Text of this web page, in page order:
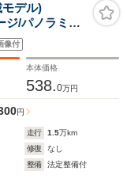
デル)
ジ/パノラミッ
スプレイ/360
イ/アンビエ
像付
本体価格
538.0万円
円
走行 1.5万km
修復
なし
整備
法定整備付